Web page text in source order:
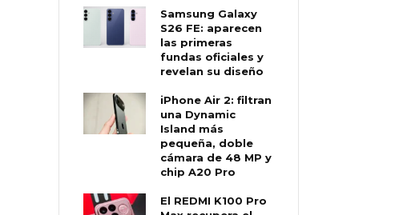
Samsung Galaxy
S26 FE: aparecen
las primeras
fundas oficiales y
revelan su diseño
iPhone Air 2: filtran
una Dynamic
Island más
pequeña, doble
cámara de 48 MP y
chip A20 Pro
El REDMI K100 Pro